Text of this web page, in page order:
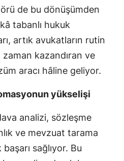
de bu dönüşümden
tabanlı hukuk
artık avukatların rutin
kazandıran ve
aracı hâline geliyor.
yükselişi
analizi, sözleşme
ve mevzuat tarama
sağlıyor. Bu